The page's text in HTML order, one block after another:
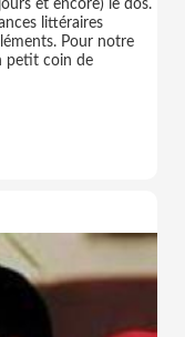
et encore) le dos.
littéraires
Pour notre
petit coin de